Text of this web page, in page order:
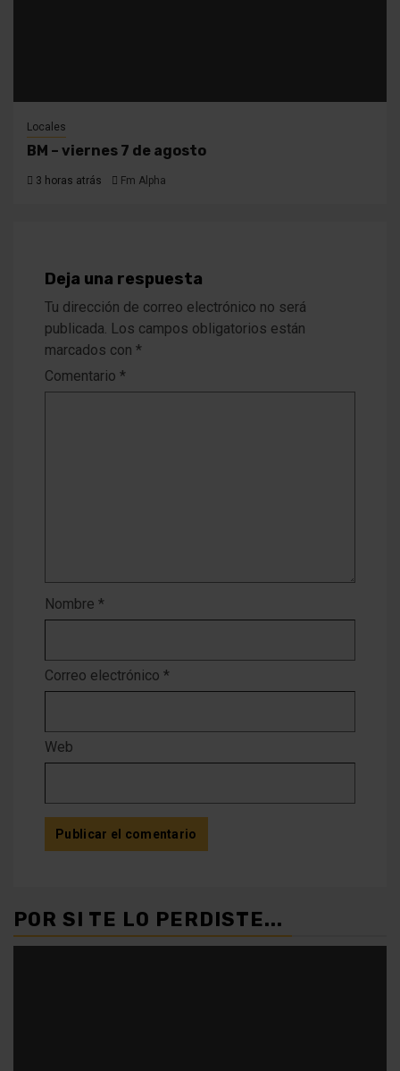
Locales
BM – viernes 7 de agosto
3 horas atrás Fm Alpha
Deja una respuesta
Tu dirección de correo electrónico no será
publicada. Los campos obligatorios están
marcados con *
Comentario *
Nombre *
Correo electrónico *
Web
POR SI TE LO PERDISTE...